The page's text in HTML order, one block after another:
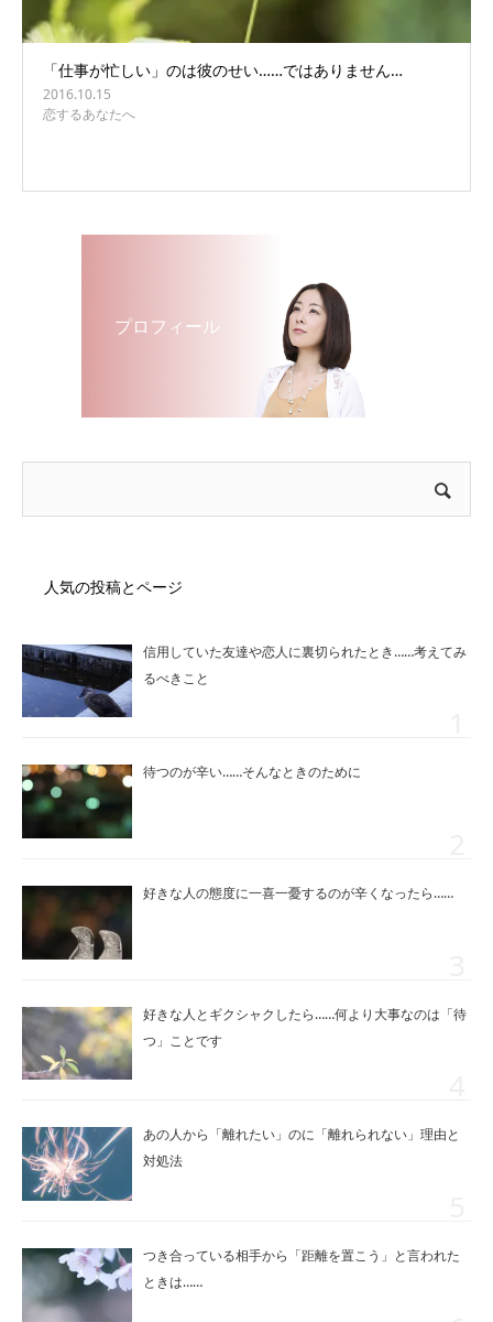
「仕事が忙しい」のは彼のせい……ではありません…
2016.10.15
恋するあなたへ
プロフィール
人気の投稿とページ
信用していた友達や恋人に裏切られたとき……考えてみ
るべきこと
待つのが辛い……そんなときのために
好きな人の態度に一喜一憂するのが辛くなったら……
好きな人とギクシャクしたら……何より大事なのは「待
つ」ことです
あの人から「離れたい」のに「離れられない」理由と
対処法
つき合っている相手から「距離を置こう」と言われた
ときは……